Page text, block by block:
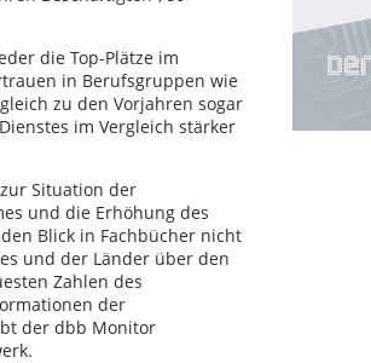
die Top-Plätze im
in Berufsgruppen wie
zu den Vorjahren sogar
im Vergleich stärker
Situation der
und die Erhöhung des
Blick in Fachbücher nicht
und der Länder über den
Zahlen des
der
der dbb Monitor